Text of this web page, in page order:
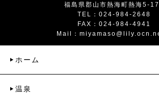
福島県郡山市熱海町熱海5-
TEL：024-984-2648
FAX：024-984-4941
Mail：
ホーム
温泉